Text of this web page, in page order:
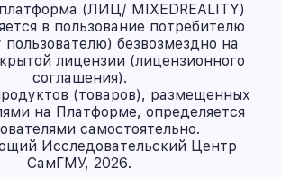
(ЛИЦ/ MIXEDREALITY)
в пользование потребителю
пользователю) безвозмездно на
лицензии (лицензионного
соглашения).
(товаров), размещенных
на Платформе, определяется
самостоятельно.
Исследовательский Центр
СамГМУ, 2026.